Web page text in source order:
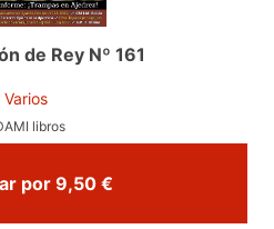
de Rey Nº 161
Varios
libros
Comprar por 9,50 €